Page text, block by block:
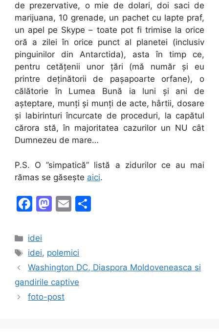
de prezervative, o mie de dolari, doi saci de
marijuana, 10 grenade, un pachet cu lapte praf,
un apel pe Skype – toate pot fi trimise la orice
oră a zilei în orice punct al planetei (inclusiv
pinguinilor din Antarctida), asta în timp ce,
pentru cetățenii unor țări (mă număr și eu
printre deținătorii de pașapoarte orfane), o
călătorie în Lumea Bună ia luni și ani de
așteptare, munți și munți de acte, hârtii, dosare
și labirinturi încurcate de proceduri, la capătul
cărora stă, în majoritatea cazurilor un NU cât
Dumnezeu de mare…
P.S. O ”simpatică” listă a zidurilor ce au mai
rămas se găsește aici.
F
c
e
b
o
o
M
o
d
o
n
E
l
Categories
idei
Tags
idei, polemici
Washington DC, Diaspora Moldoveneasca si
gandirile captive
foto-post